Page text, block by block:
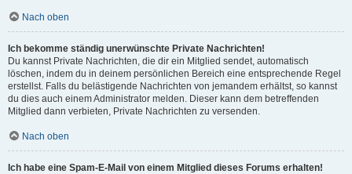
Nach oben
Ich bekomme ständig unerwünschte Private Nachrichten!
Du kannst Private Nachrichten, die dir ein Mitglied sendet, automatisch
löschen, indem du in deinem persönlichen Bereich eine entsprechende Regel
erstellst. Falls du belästigende Nachrichten von jemandem erhältst, so kannst
du dies auch einem Administrator melden. Dieser kann dem betreffenden
Mitglied dann verbieten, Private Nachrichten zu versenden.
Nach oben
Ich habe eine Spam-E-Mail von einem Mitglied dieses Forums erhalten!